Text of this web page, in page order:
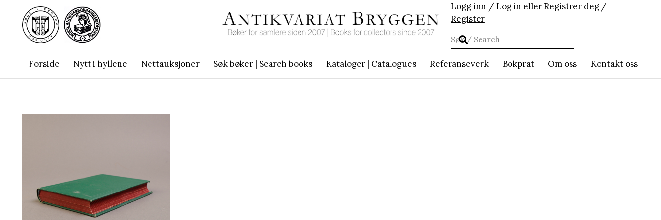
Logg inn / Log in ellerRegistrer deg /
Register
Forside Nytt i hyllene Nettauksjoner Søk bøker | Search books Kataloger | Catalogues Referanseverk Bokprat Om oss Kontakt oss